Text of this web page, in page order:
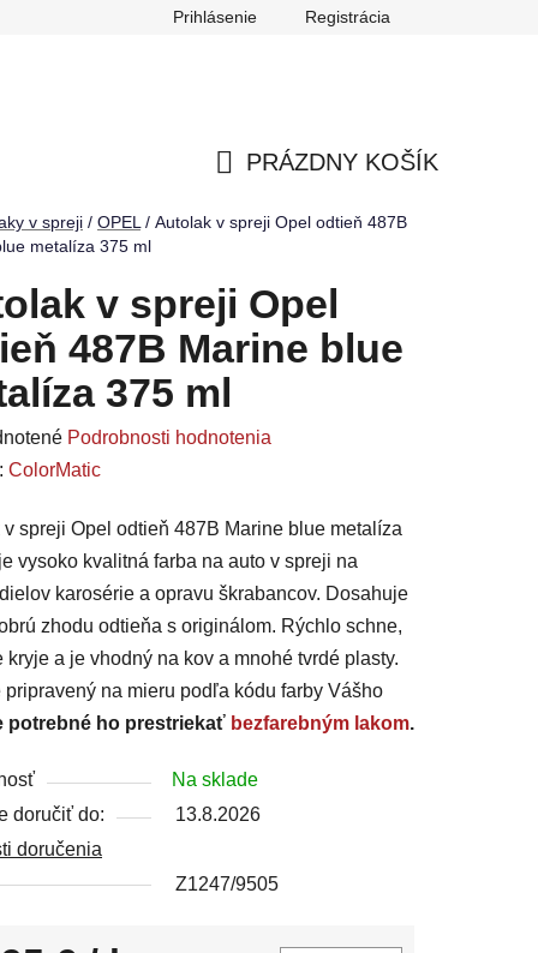
Reklamačný poriadok Odstúpenie od zmluvy
Prihlásenie Registrácia
PRÁZDNY KOŠÍK
v spreji / OPEL / Autolak v spreji Opel odtieň 487B
metalíza 375 ml
v spreji Opel
487B Marine blue
375 ml
Podrobnosti hodnotenia
ColorMatic
spreji Opel odtieň 487B Marine blue metalíza
vysoko kvalitná farba na auto v spreji na
karosérie a opravu škrabancov. Dosahuje
zhodu odtieňa s originálom. Rýchlo schne,
kryje a je vhodný na kov a mnohé tvrdé plasty.
pripravený na mieru podľa kódu farby Vášho
potrebné ho prestriekať bezfarebným lakom.
Na sklade
doručiť do:
13.8.2026
doručenia
Z1247/9505